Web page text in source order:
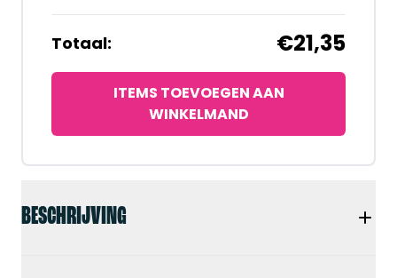
BESCHRIJVING
Totaal: €21,35
ITEMS TOEVOEGEN AAN
WINKELMAND